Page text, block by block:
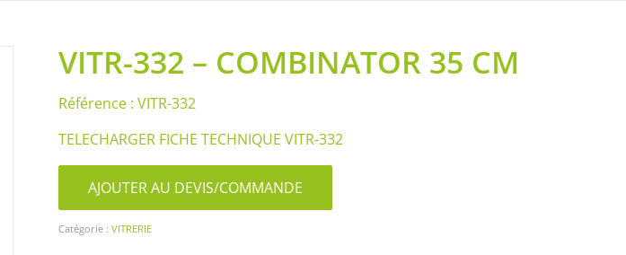
VITR-332 – COMBINATOR 35 CM
Référence : VITR-332
TELECHARGER FICHE TECHNIQUE VITR-332
AJOUTER AU DEVIS/COMMANDE
Catégorie :VITRERIE